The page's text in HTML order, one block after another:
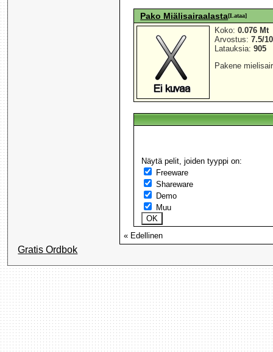
Pako Miälisairaalasta[Lataa]
Koko:0.076 Mt
Arvostus:7.5/10
Latauksia:905
Pakene
Näytä pelit, joiden tyyppi on:
Freeware
Shareware
Demo
Muu
« Edellinen
Gratis Ordbok